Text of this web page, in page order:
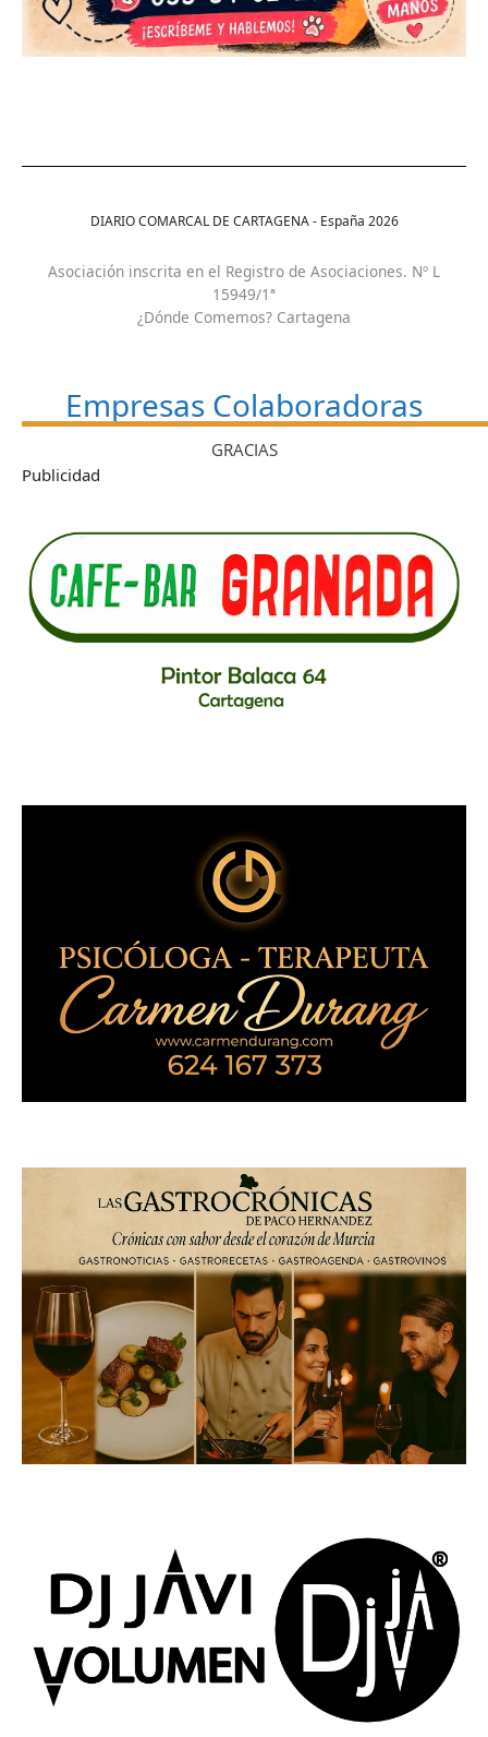
DIARIO COMARCAL DE CARTAGENA - España 2026
Asociación inscrita en el Registro de Asociaciones. Nº L
15949/1ª
¿Dónde Comemos? Cartagena
Empresas Colaboradoras
GRACIAS
Publicidad